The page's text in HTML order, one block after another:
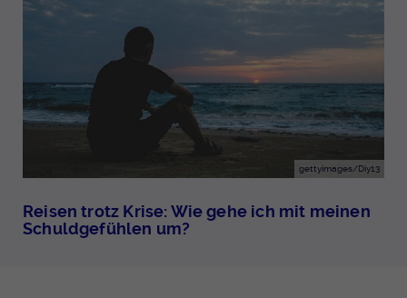
gettyimages/Diy13
Reisen trotz Krise: Wie gehe ich mit meinen
Schuldgefühlen um?